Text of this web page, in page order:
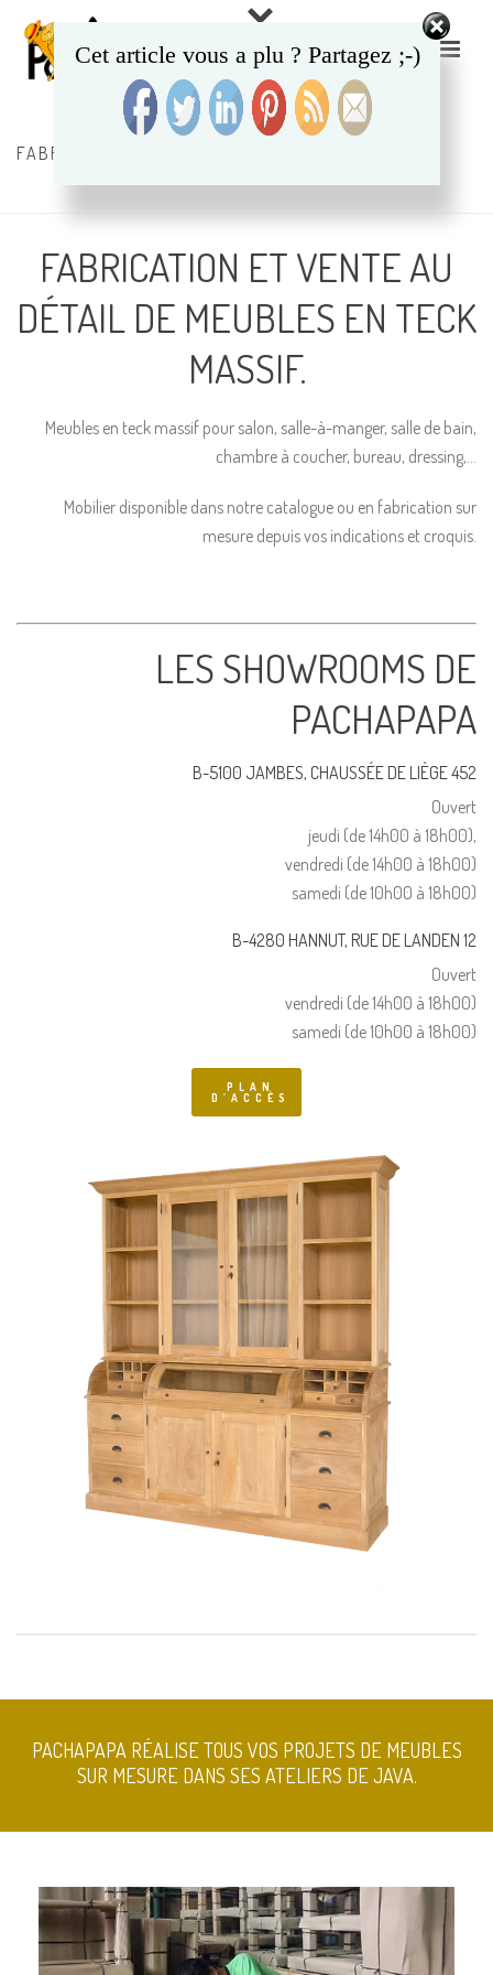
FABRICANT DE MEUBLES EN TECK MASSIF
FABRICATION ET VENTE AU
DÉTAIL DE MEUBLES EN TECK
MASSIF.
Meubles en teck massif pour salon, salle-à-manger, salle de bain,
chambre à coucher, bureau, dressing,…
Mobilier disponible dans notre catalogue ou en fabrication sur
mesure depuis vos indications et croquis.
LES SHOWROOMS DE
PACHAPAPA
B-5100 JAMBES, CHAUSSÉE DE LIÈGE 452
Ouvert
jeudi (de 14h00 à 18h00),
vendredi (de 14h00 à 18h00)
samedi (de 10h00 à 18h00)
B-4280 HANNUT, RUE DE LANDEN 12
Ouvert
vendredi (de 14h00 à 18h00)
samedi (de 10h00 à 18h00)
PLAN
D’ACCÈS
PACHAPAPA RÉALISE TOUS VOS PROJETS DE MEUBLES
SUR MESURE DANS SES ATELIERS DE JAVA.
Cet article vous a plu ? Partagez ;-)